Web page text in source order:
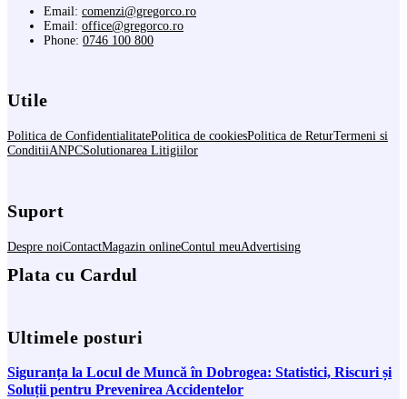
Email: comenzi@gregorco.ro
Email: office@gregorco.ro
Phone: 0746 100 800
Utile
Politica de ConfidentialitatePolitica de cookiesPolitica de ReturTermeni si
ConditiiANPCSolutionarea Litigiilor
Suport
Despre noiContactMagazin onlineContul meuAdvertising
Plata cu Cardul
Ultimele posturi
Siguranța la Locul de Muncă în Dobrogea: Statistici, Riscuri și
Soluții pentru Prevenirea Accidentelor